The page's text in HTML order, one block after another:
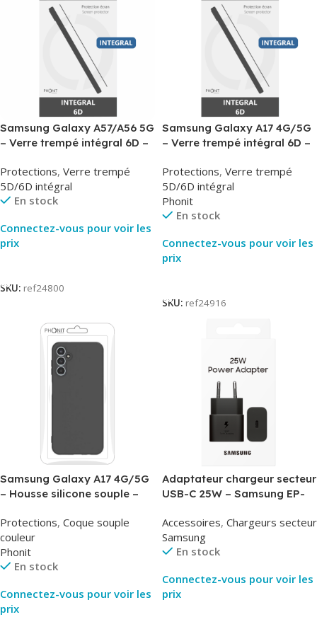
Samsung Galaxy A57/A56 5G
– Verre trempé intégral 6D –
Protections, Verre trempé
5D/6D intégral
En stock
Connectez-vous pour voir les
prix
SKU: ref24800
Samsung Galaxy A17 4G/5G
– Verre trempé intégral 6D –
Protections, Verre trempé
5D/6D intégral
Phonit
En stock
Connectez-vous pour voir les
prix
SKU: ref24916
Samsung Galaxy A17 4G/5G
– Housse silicone souple –
Protections, Coque souple
couleur
Phonit
En stock
Connectez-vous pour voir les
prix
Adaptateur chargeur secteur
USB-C 25W – Samsung EP-
Packaging Original
Accessoires, Chargeurs secteur
Samsung
En stock
Connectez-vous pour voir les
prix